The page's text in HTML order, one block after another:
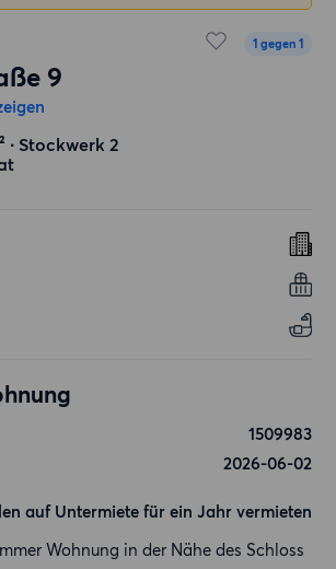
1 gegen 1
9
∙ Stockwerk 2
1509983
2026-06-02
auf Untermiete für ein Jahr vermieten
Wohnung in der Nähe des Schloss